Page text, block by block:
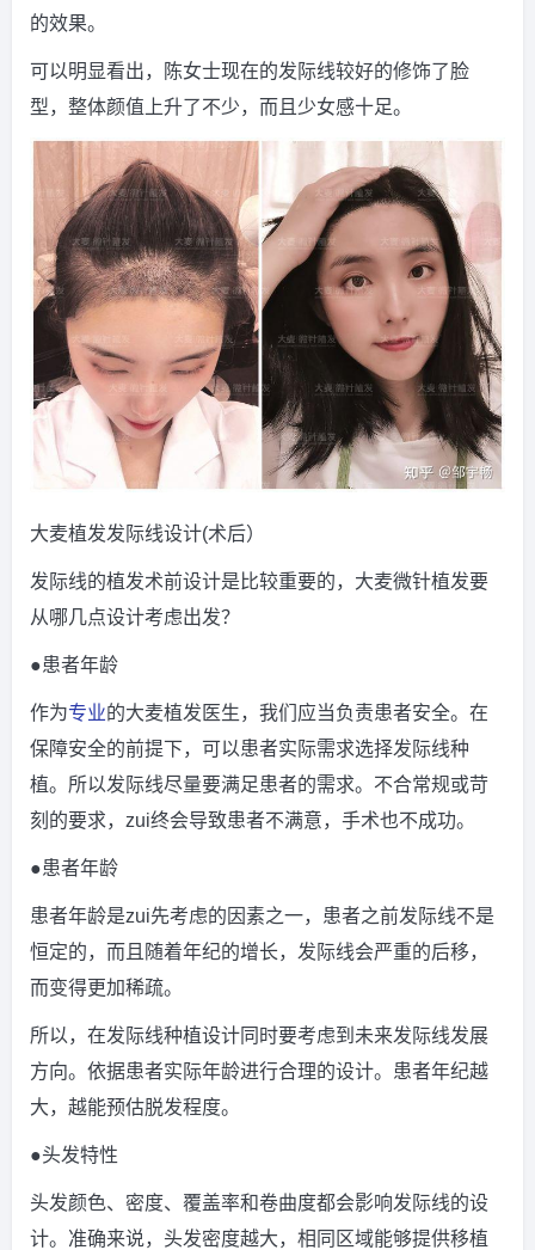
的效果。
可以明显看出，陈女士现在的发际线较好的修饰了脸
型，整体颜值上升了不少，而且少女感十足。
大麦植发发际线设计(术后）
发际线的植发术前设计是比较重要的，大麦微针植发要
从哪几点设计考虑出发？
●患者年龄
作为专业的大麦植发医生，我们应当负责患者安全。在
保障安全的前提下，可以患者实际需求选择发际线种
植。所以发际线尽量要满足患者的需求。不合常规或苛
刻的要求，zui终会导致患者不满意，手术也不成功。
●患者年龄
患者年龄是zui先考虑的因素之一，患者之前发际线不是
恒定的，而且随着年纪的增长，发际线会严重的后移，
而变得更加稀疏。
所以，在发际线种植设计同时要考虑到未来发际线发展
方向。依据患者实际年龄进行合理的设计。患者年纪越
大，越能预估脱发程度。
●头发特性
头发颜色、密度、覆盖率和卷曲度都会影响发际线的设
计。准确来说，头发密度越大，相同区域能够提供移植